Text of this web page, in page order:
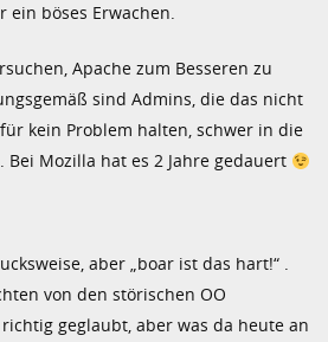
ein böses Erwachen.
Apache zum Besseren zu
sind Admins, die das nicht
kein Problem halten, schwer in die
Mozilla hat es 2 Jahre gedauert
aber „boar ist das hart!“ .
von den störischen OO
geglaubt, aber was da heute an